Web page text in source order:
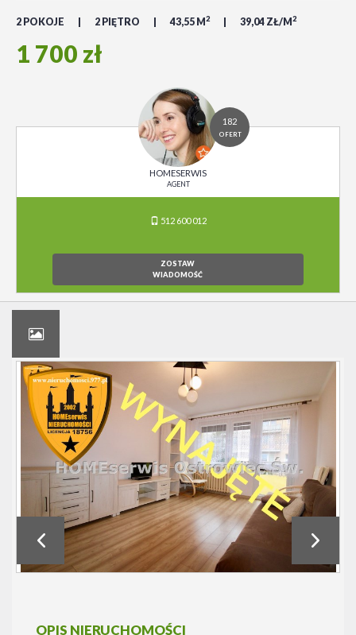
2 POKOJE 2 PIĘTRO 43,55 M 2 39,04 ZŁ/M 2
1 700 zł
182
OFERT
HOMESERWIS
AGENT
512 600 012
ZOSTAW
WIADOMOŚĆ
OPIS NIERUCHOMOŚCI